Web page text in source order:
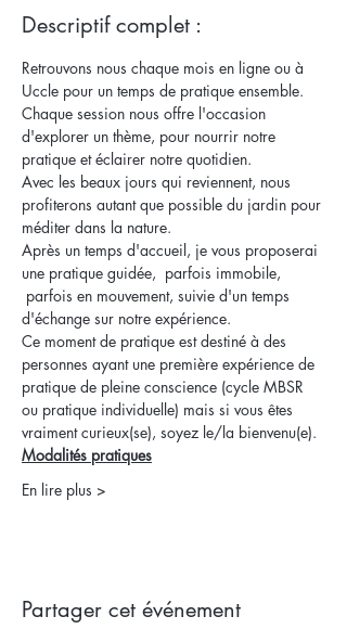
Descriptif complet :
Retrouvons nous chaque mois en ligne ou à
Uccle pour un temps de pratique ensemble.
Chaque session nous offre l'occasion
d'explorer un thème, pour nourrir notre
pratique et éclairer notre quotidien.
Avec les beaux jours qui reviennent, nous
profiterons autant que possible du jardin pour
méditer dans la nature.
Après un temps d'accueil, je vous proposerai
une pratique guidée,  parfois immobile,
parfois en mouvement, suivie d'un temps
d'échange sur notre expérience.
Ce moment de pratique est destiné à des
personnes ayant une première expérience de
pratique de pleine conscience (cycle MBSR
ou pratique individuelle) mais si vous êtes
vraiment curieux(se), soyez le/la bienvenu(e).
Modalités pratiques
En lire plus >
Partager cet événement